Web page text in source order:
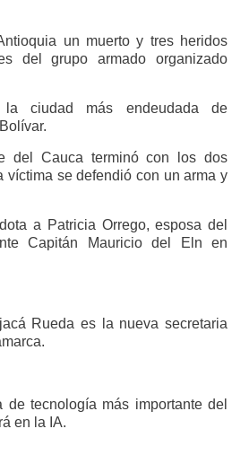
un muerto y tres heridos
del grupo armado organizado
ciudad más endeudada de
del Cauca terminó con los dos
víctima se defendió con un arma y
a Patricia Orrego, esposa del
Capitán Mauricio del Eln en
Rueda es la nueva secretaria
tecnología más importante del
en la IA.